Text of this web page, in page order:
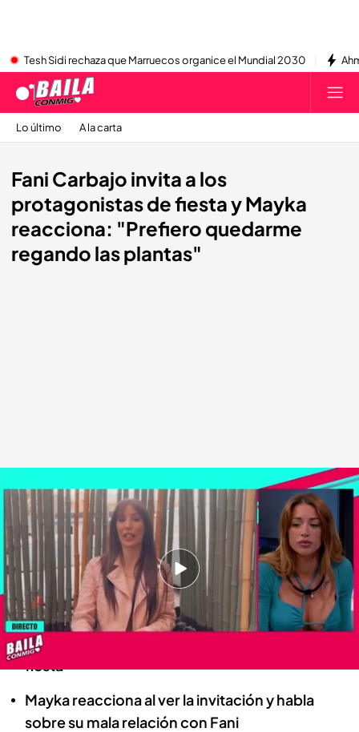
Tesh Sidi rechaza que Marruecos organice el Mundial 2030
Lo último A la carta
Fani Carbajo invita a los
protagonistas de fiesta y Mayka
reacciona: "Prefiero quedarme
regando las plantas"
Baila conmigo
14 ABR 2022 - 22:39h.
Sigue Cuatro EN DIRECTO
Fani Carbajo manda un mensaje para invitar a
los protagonistas y su candidato favorito de
fiesta
Mayka reacciona al ver la invitación y habla
sobre su mala relación con Fani